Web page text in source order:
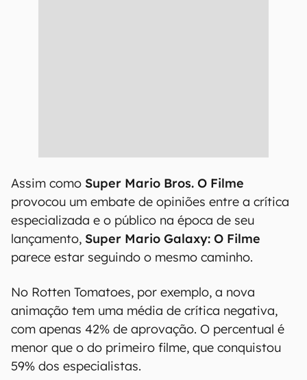
Assim como Super Mario Bros. O Filme
provocou um embate de opiniões entre a crítica